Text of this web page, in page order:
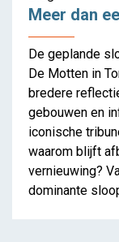
Meer dan
De geplande
De Motten in
bredere
gebouwen en
iconische
waarom blijft
vernieuwing?
dominante